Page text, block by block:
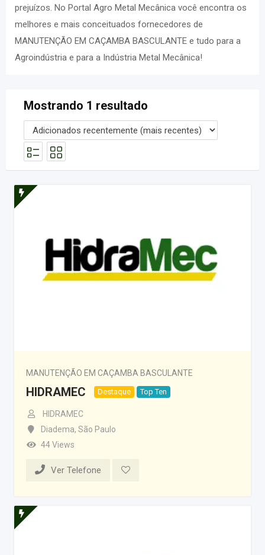
prejuízos. No Portal Agro Metal Mecânica você encontra os
melhores e mais conceituados fornecedores de
MANUTENÇÃO EM CAÇAMBA BASCULANTE e tudo para a
Agroindústria e para a Indústria Metal Mecânica!
Mostrando 1 resultado
MANUTENÇÃO EM CAÇAMBA BASCULANTE
HIDRAMEC Destaque Top Ten
HIDRAMEC
Diadema, São Paulo
44 Views
Ver Telefone